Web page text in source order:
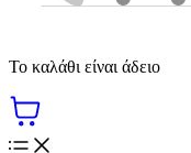
Το καλάθι είναι άδειο